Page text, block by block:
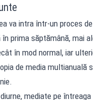
va intra într-un proces
prima săptămână, mai
în mod normal, iar
de media multianuală
mediate pe